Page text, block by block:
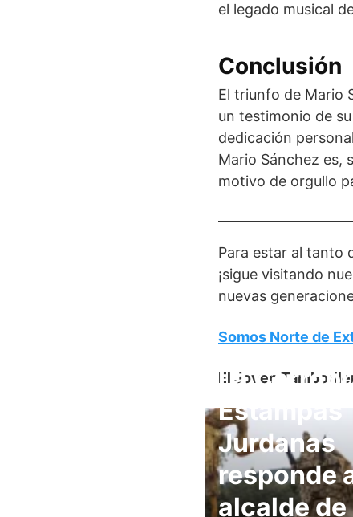
el legado musical
Conclusión
El triunfo de Mario
un testimonio de
dedicación
Mario Sánchez es,
motivo de orgullo
Para estar al tanto
¡sigue visitando
nuevas
Somos Norte de
El Joven
La
Estampas
Jurdanas
responde
alcalde de